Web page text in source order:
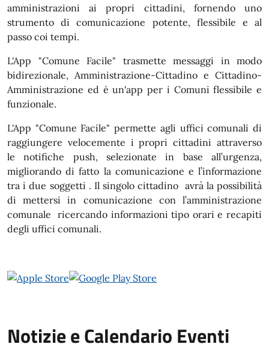
amministrazioni ai propri cittadini, fornendo uno
strumento di comunicazione potente, flessibile e al
passo coi tempi.
L'App "Comune Facile" trasmette messaggi in modo
bidirezionale, Amministrazione-Cittadino e Cittadino-
Amministrazione ed è un'app per i Comuni flessibile e
funzionale.
L'App "Comune Facile" permette agli uffici comunali di
raggiungere velocemente i propri cittadini attraverso
le notifiche push, selezionate in base all’urgenza,
migliorando di fatto la comunicazione e l’informazione
tra i due soggetti . Il singolo cittadino avrà la possibilità
di mettersi in comunicazione con l’amministrazione
comunale ricercando informazioni tipo orari e recapiti
degli uffici comunali.
Notizie e Calendario Eventi